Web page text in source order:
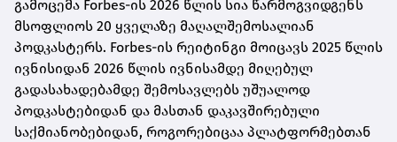
გამოცემა Forbes-ის 2026 წლის სია წარმოგვიდგენს
მსოფლიოს 20 ყველაზე მაღალშემოსალიან
პოდკასტერს. Forbes-ის რეიტინგი მოიცავს 2025 წლის
ივნისიდან 2026 წლის ივნისამდე მიღებულ
გადასახადებამდე შემოსავლებს უშუალოდ
პოდკასტებიდან და მასთან დაკავშირებული
საქმიანობებიდან, როგორებიცაა პლატფორმებთან